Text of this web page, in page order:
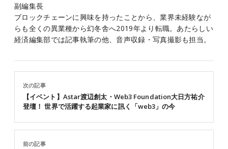
副編集長
ブロックチェーンに興味を持ったことから、業界未経験なが
らも全くの異業種から幻冬舎へ2019年より転職。あたらしい
経済編集部では記事執筆の他、音声収録・写真撮影も担当。
前の記事
次の記事
【イベント】Astar渡辺創太・Web3 Foundation大日方祐介
登壇！ 世界で活躍する起業家に訊く「web3」の今